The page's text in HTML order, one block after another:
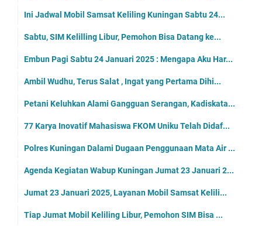
Ini Jadwal Mobil Samsat Keliling Kuningan Sabtu 24...
Sabtu, SIM Kelilling Libur, Pemohon Bisa Datang ke...
Embun Pagi Sabtu 24 Januari 2025 : Mengapa Aku Har...
Ambil Wudhu, Terus Salat , Ingat yang Pertama Dihi...
Petani Keluhkan Alami Gangguan Serangan, Kadiskata...
77 Karya Inovatif Mahasiswa FKOM Uniku Telah Didaf...
Polres Kuningan Dalami Dugaan Penggunaan Mata Air ...
Agenda Kegiatan Wabup Kuningan Jumat 23 Januari 2...
Jumat 23 Januari 2025, Layanan Mobil Samsat Kelili...
Tiap Jumat Mobil Keliling Libur, Pemohon SIM Bisa ...